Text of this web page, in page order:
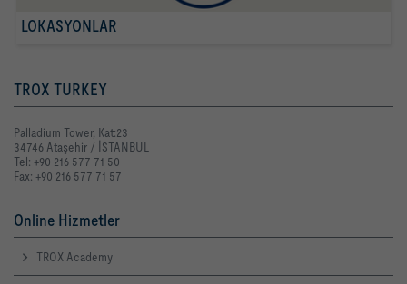
LOKASYONLAR
TROX TURKEY
Palladium Tower, Kat:23
34746 Ataşehir / İSTANBUL
Tel: +90 216 577 71 50
Fax: +90 216 577 71 57
Online Hizmetler
TROX Academy